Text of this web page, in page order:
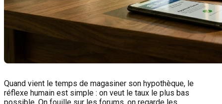
Quand vient le temps de magasiner son hypothèque, le
réflexe humain est simple : on veut le taux le plus bas